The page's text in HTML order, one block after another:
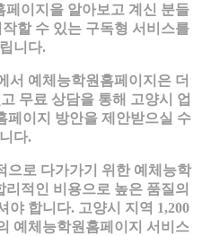
페이지을 알아보고 계신 분들
할 수 있는 구독형 서비스를
니다.
서 예체능학원홈페이지은 더
무료 상담을 통해 고양시 업
페이지 방안을 제안받으실 수
다.
으로 다가가기 위한 예체능학
적인 비용으로 높은 품질의
야 합니다. 고양시 지역 1,200
예체능학원홈페이지 서비스